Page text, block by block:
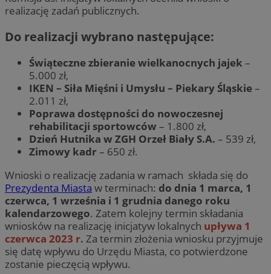
realizację zadań publicznych.
Do realizacji wybrano następujące:
Świąteczne zbieranie wielkanocnych jajek –
5.000 zł,
IKEN – Siła Mięśni i Umysłu – Piekary Śląskie–
2.011 zł,
Poprawa dostępności do nowoczesnej
rehabilitacji sportowców – 1.800 zł,
Dzień Hutnika w ZGH Orzeł Biały S.A. – 539 zł,
Zimowy kadr– 650 zł.
Wnioski o realizację zadania w ramach składa się do
Prezydenta Miasta w terminach: do dnia 1 marca, 1
czerwca, 1 września i 1 grudnia danego roku
kalendarzowego. Zatem kolejny termin składania
wniosków na realizację inicjatyw lokalnych upływa 1
czerwca 2023 r. Za termin złożenia wniosku przyjmuje
się datę wpływu do Urzędu Miasta, co potwierdzone
zostanie pieczęcią wpływu.